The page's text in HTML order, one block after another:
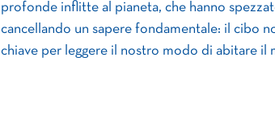
profonde inflitte al pianeta, che hanno
cancellando un sapere fondamentale: il cibo
chiave per leggere il nostro modo di abitare il